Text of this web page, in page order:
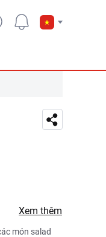
Xem thêm
món salad